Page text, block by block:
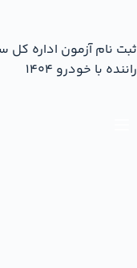
ثبت نام آزمون اداره
راننده با خودرو 1404